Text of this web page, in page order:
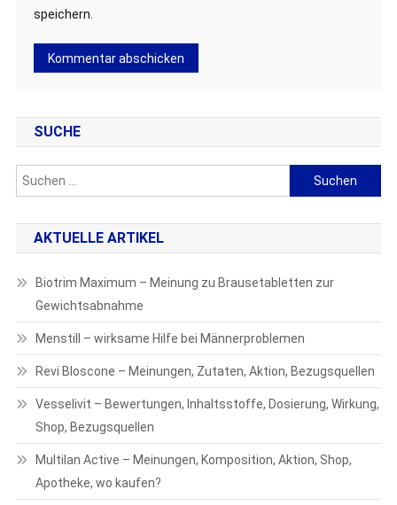
speichern.
SUCHE
Suchen
nach:
AKTUELLE ARTIKEL
Biotrim Maximum – Meinung zu Brausetabletten zur
Gewichtsabnahme
Menstill – wirksame Hilfe bei Männerproblemen
Revi Bloscone – Meinungen, Zutaten, Aktion, Bezugsquellen
Vesselivit – Bewertungen, Inhaltsstoffe, Dosierung, Wirkung,
Shop, Bezugsquellen
Multilan Active – Meinungen, Komposition, Aktion, Shop,
Apotheke, wo kaufen?